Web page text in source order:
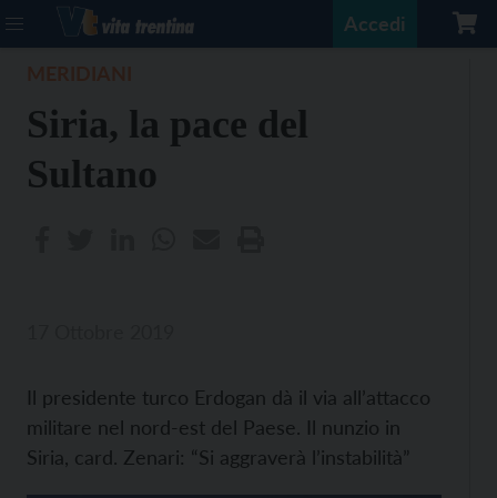
Accedi
Siria, la pace del
Sultano
Il presidente turco Erdogan dà il via all’attacco
militare nel nord-est del Paese. Il nunzio in
Siria, card. Zenari: “Si aggraverà l’instabilità”